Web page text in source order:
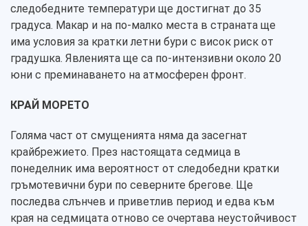
следобедните температури ще достигнат до 35
градуса. Макар и на по-малко места в страната ще
има условия за кратки летни бури с висок риск от
градушка. Явленията ще са по-интензивни около 20
юни с преминаването на атмосферен фронт.
КРАЙ МОРЕТО
Голяма част от смущенията няма да засегнат
крайбрежието. През настоящата седмица в
понеделник има вероятност от следобедни кратки
гръмотевични бури по северните брегове. Ще
последва слънчев и приветлив период и едва към
края на седмицата отново се очертава неустойчивост